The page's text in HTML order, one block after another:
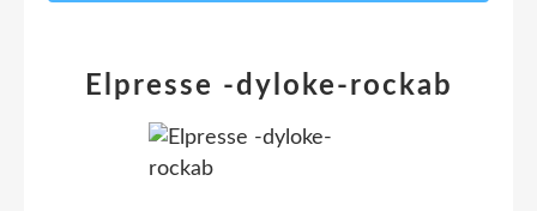
Elpresse -dyloke-rockab